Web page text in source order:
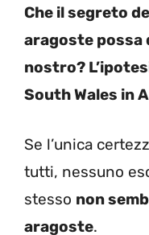
Che il segreto
aragoste possa
nostro?
South Wales in
Se l’unica
tutti, nessuno
stesso non
aragoste.